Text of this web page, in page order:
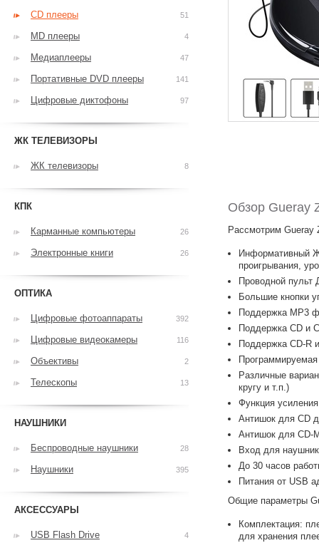
Обзор Gueray
Рассмотрим Gueray
Информативный
проигрывания,
Проводной пульт
Большие кнопки
Поддержка MP3
Поддержка CD и
Поддержка CD-R
Различные
кругу и т.п.)
Функция
Антишок для CD
Антишок для CD-
Вход для
До 30 часов
Питания от USB
Общие параметры
Комплектация:
для хранения
CD плееры 51
MD плееры 4
Медиаплееры 47
Портативные DVD плееры 141
Цифровые диктофоны 97
ЖК ТЕЛЕВИЗОРЫ
ЖК телевизоры 8
КПК
Карманные компьютеры 26
Электронные книги 26
ОПТИКА
Цифровые фотоаппараты 392
Цифровые видеокамеры 116
Объективы 2
Телескопы 13
НАУШНИКИ
Беспроводные наушники 28
Наушники 395
АКСЕССУАРЫ
USB Flash Drive 4